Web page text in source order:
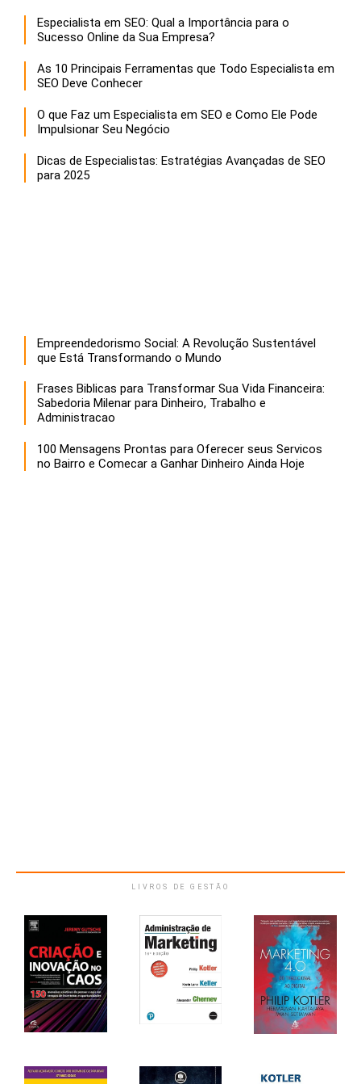
Especialista em SEO: Qual a Importância para o
Sucesso Online da Sua Empresa?
As 10 Principais Ferramentas que Todo Especialista em
SEO Deve Conhecer
O que Faz um Especialista em SEO e Como Ele Pode
Impulsionar Seu Negócio
Dicas de Especialistas: Estratégias Avançadas de SEO
para 2025
Empreendedorismo Social: A Revolução Sustentável
que Está Transformando o Mundo
Frases Biblicas para Transformar Sua Vida Financeira:
Sabedoria Milenar para Dinheiro, Trabalho e
Administracao
100 Mensagens Prontas para Oferecer seus Servicos
no Bairro e Comecar a Ganhar Dinheiro Ainda Hoje
LIVROS DE GESTÃO